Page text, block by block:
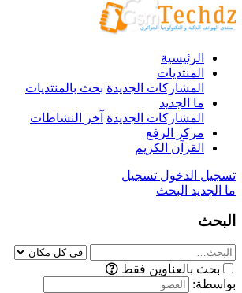
الرئيسية
المنتديات
المشاركات الجديدة بحث بالمنتديات
ما الجديد
المشاركات الجديدة آخر النشاطات
مركز الرفع
القرآن الكريم
تسجيل الدخول تسجيل
ما الجديد البحث
البحث
بحث بالعناوين فقط
بواسطة: